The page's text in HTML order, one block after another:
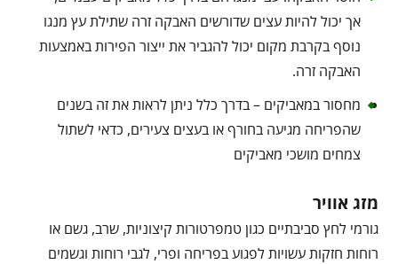
אך יכול להיות עצים שדורשים האבקה זרה שתילת עץ מנגו
נוסף בקרבת מקום יכול להגביר את ייצור הפירות באמצעות
האבקה זרה.
מחסור במאביקים – בדרך כלל ניתן לראות את זה בשנים
שהפריחה מגיעה בחורף או בעצים צעירים, כדאי לשתול
צמחים מושכי מאביקים
מזג אוויר
גורמי לחץ סביבתיים כגון טמפרטורות קיצוניות, שרב, גשם או
רוחות חזקות עשויות לפגוע בפריחה ופרי, לגבי רוחות וגשמים